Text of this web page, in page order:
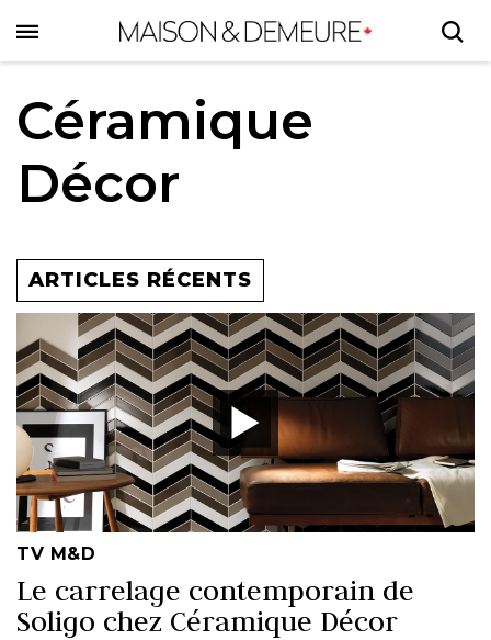
to
main
content
Céramique
Décor
ARTICLES RÉCENTS
TV M&D
Le carrelage contemporain de
Soligo chez Céramique Décor